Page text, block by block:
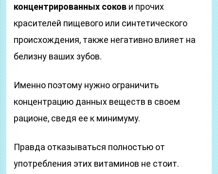
концентрированных соков и прочих
красителей пищевого или синтетического
происхождения, также негативно влияет на
белизну ваших зубов.
Именно поэтому нужно ограничить
концентрацию данных веществ в своем
рационе, сведя ее к минимуму.
Правда отказываться полностью от
употребления этих витаминов не стоит.